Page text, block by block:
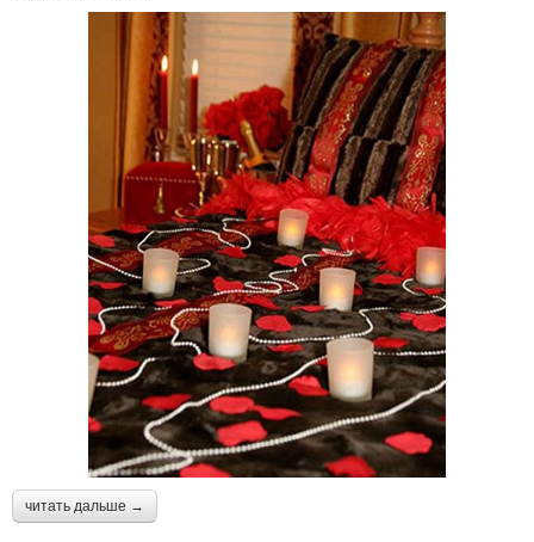
читать дальше →